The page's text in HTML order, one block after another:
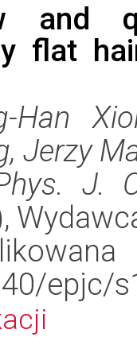
and
flat
Han
Jerzy
J.